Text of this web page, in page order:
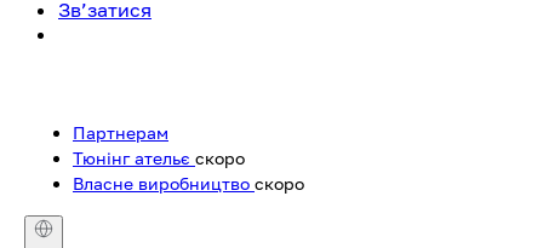
Зв’затися
Партнерам
Тюнінг ательє скоро
Власне виробництво скоро